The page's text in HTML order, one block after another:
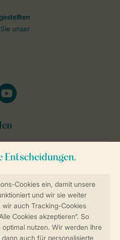
Online-Buchung
unser